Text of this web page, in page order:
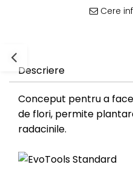
Cere
Descriere
Conceput pentru a
de flori, permite
radacinile.